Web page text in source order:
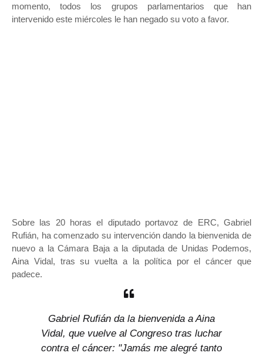
momento, todos los grupos parlamentarios que han
intervenido este miércoles le han negado su voto a favor.
Sobre las 20 horas el diputado portavoz de ERC, Gabriel
Rufián, ha comenzado su intervención dando la bienvenida de
nuevo a la Cámara Baja a la diputada de Unidas Podemos,
Aina Vidal, tras su vuelta a la política por el cáncer que
padece.
Gabriel Rufián da la bienvenida a Aina
Vidal, que vuelve al Congreso tras luchar
contra el cáncer: "Jamás me alegré tanto